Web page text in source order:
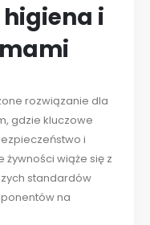
i
rozwiązanie dla
gdzie kluczowe
i
wiąże się z
standardów
na